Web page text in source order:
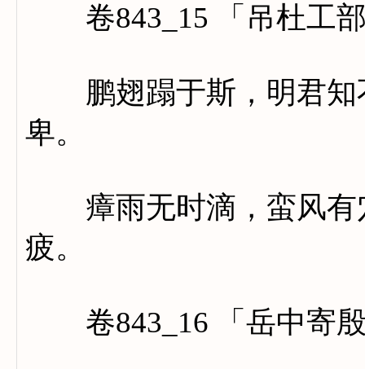
卷843_15 「吊杜工
鹏翅蹋于斯，明君知
卑。
瘴雨无时滴，蛮风有
疲。
卷843_16 「岳中寄殷